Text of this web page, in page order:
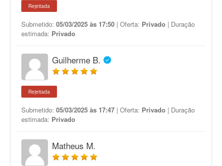
Rejeitada
Submetido: 05/03/2025 às 17:50 | Oferta: Privado | Duração
estimada: Privado
Guilherme B.
Rejeitada
Submetido: 05/03/2025 às 17:47 | Oferta: Privado | Duração
estimada: Privado
Matheus M.